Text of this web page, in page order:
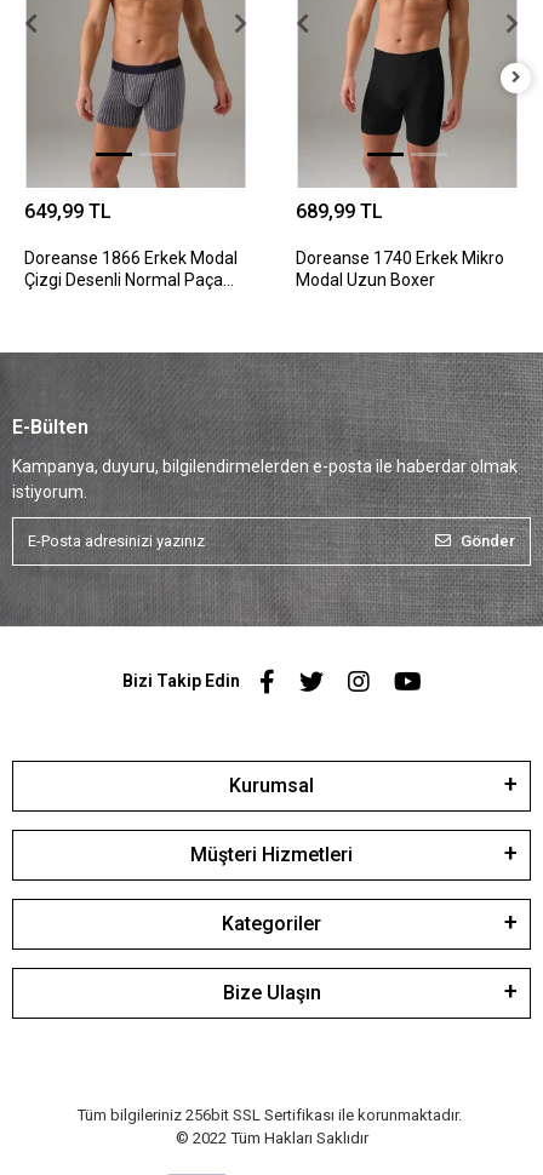
649,99 TL
Doreanse 1866 Erkek Modal
Çizgi Desenli Normal Paça
689,99 TL
Doreanse 1740 Erkek Mikro
Modal Uzun Boxer
E-Bülten
Kampanya, duyuru, bilgilendirmelerden e-posta ile haberdar olmak
istiyorum.
Gönder
Bizi Takip Edin
Kurumsal
Müşteri Hizmetleri
Kategoriler
Bize Ulaşın
Tüm bilgileriniz 256bit SSL Sertifikası ile korunmaktadır.
© 2022 Tüm Hakları Saklıdır